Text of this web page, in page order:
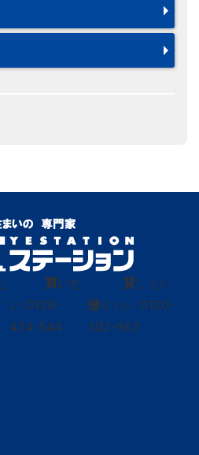
買いた
い 0120-
424-544
貸し たい
借り たい 0120-
302-563